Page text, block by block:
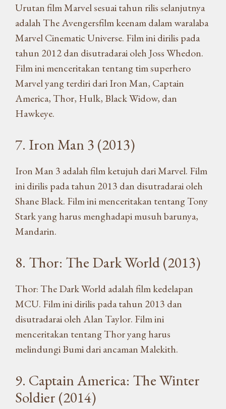
Urutan film Marvel sesuai tahun rilis selanjutnya
adalah The Avengersfilm keenam dalam waralaba
Marvel Cinematic Universe. Film ini dirilis pada
tahun 2012 dan disutradarai oleh Joss Whedon.
Film ini menceritakan tentang tim superhero
Marvel yang terdiri dari Iron Man, Captain
America, Thor, Hulk, Black Widow, dan
Hawkeye.
7. Iron Man 3 (2013)
Iron Man 3 adalah film ketujuh dari Marvel. Film
ini dirilis pada tahun 2013 dan disutradarai oleh
Shane Black. Film ini menceritakan tentang Tony
Stark yang harus menghadapi musuh barunya,
Mandarin.
8. Thor: The Dark World (2013)
Thor: The Dark World adalah film kedelapan
MCU. Film ini dirilis pada tahun 2013 dan
disutradarai oleh Alan Taylor. Film ini
menceritakan tentang Thor yang harus
melindungi Bumi dari ancaman Malekith.
9. Captain America: The Winter
Soldier (2014)